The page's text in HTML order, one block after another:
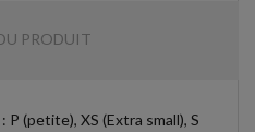
PRODUIT
(petite), XS (Extra small), S